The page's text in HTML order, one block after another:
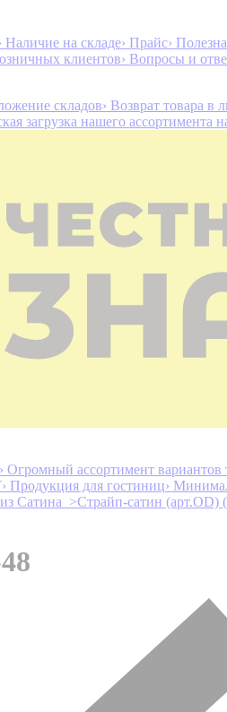
Наличие на складе› Прайс›
клиентов› Вопросы и
складов› Возврат товара в
загрузка нашего ассортимента
› Огромный ассортимент вариантов
› Продукция для гостиниц›
Сатина >Страйп-сатин (арт.OD)